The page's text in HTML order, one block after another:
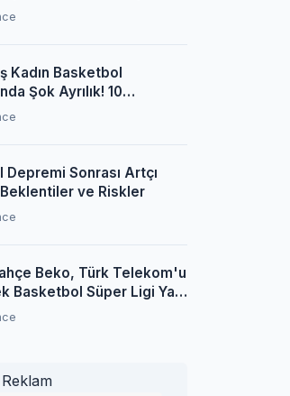
Açıklandı
Kadın Basketbol
Şok Ayrılık! 10
Yollar Ayrıldı
Depremi Sonrası Artçı
ve Riskler
Beko, Türk Telekom'u
Basketbol Süper Ligi Yarı
Reklam